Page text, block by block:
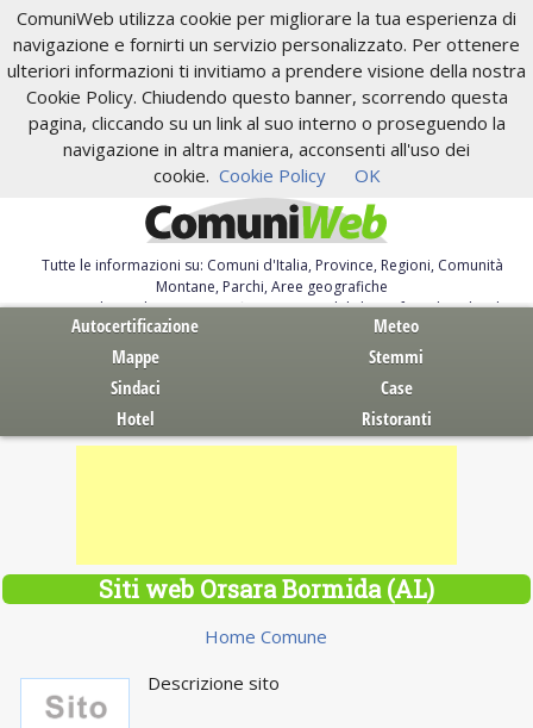
ComuniWeb utilizza cookie per migliorare la tua esperienza di
navigazione e fornirti un servizio personalizzato. Per ottenere
ulteriori informazioni ti invitiamo a prendere visione della nostra
Cookie Policy. Chiudendo questo banner, scorrendo questa
pagina, cliccando su un link al suo interno o proseguendo la
navigazione in altra maniera, acconsenti all'uso dei
cookie. Cookie Policy OK
Tutte le informazioni su: Comuni d'Italia, Province, Regioni, Comunità
Montane, Parchi, Aree geografiche
Servizi al Cittadino. Autocertificazione, moduli, leggi, free download
Autocertificazione
Meteo
Mappe
Stemmi
Sindaci
Case
Hotel
Ristoranti
Siti web Orsara Bormida (AL)
Home Comune
Descrizione sito